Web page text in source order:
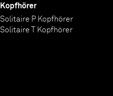
Kopfhörer
Solitaire P Kopfhörer
Solitaire T Kopfhörer